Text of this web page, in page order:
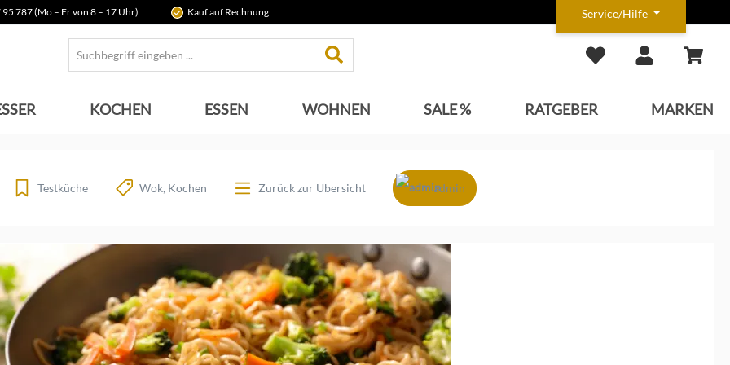
787 (Mo – Fr von 8 – 17 Uhr) Kauf auf Rechnung Service/Hilfe
KOCHEN ESSEN WOHNEN SALE % RATGEBER MARKEN
Testküche Wok Kochen Zurück zur Übersicht admin